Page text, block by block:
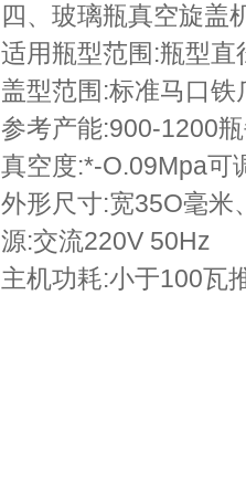
四、玻璃瓶真空旋盖
适用瓶型范围:瓶型
盖型范围:标准马口
参考产能:900-1200
真空度:*-O.09Mpa可
外形尺寸:宽35O毫米
源:交流220V 50Hz
主机功耗:小于100瓦